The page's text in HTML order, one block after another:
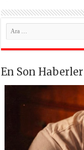
En Son Haberler